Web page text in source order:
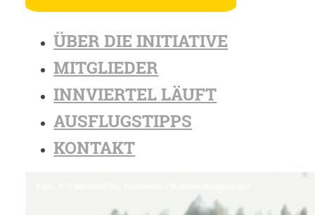
ÜBER DIE INITIATIVE
MITGLIEDER
INNVIERTEL LÄUFT
AUSFLUGSTIPPS
KONTAKT